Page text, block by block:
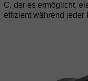
C, der es ermöglicht,
effizient während jeder